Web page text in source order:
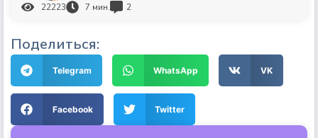
22223 7 мин. 2
Поделиться:
Telegram WhatsApp VK
Facebook Twitter